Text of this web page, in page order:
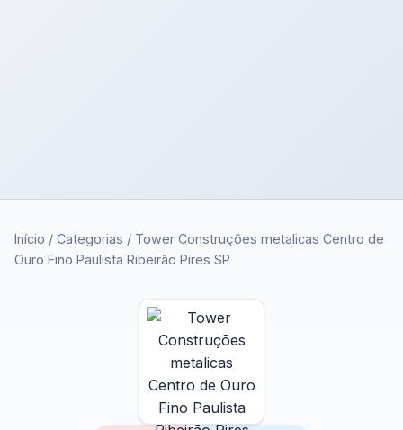
Início / Categorias / Tower Construções metalicas Centro de
Ouro Fino Paulista Ribeirão Pires SP